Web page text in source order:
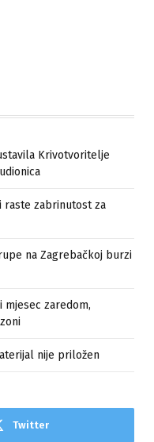
Krivotvoritelje
raste zabrinutost za
na Zagrebačkoj burzi
mjesec zaredom,
nije priložen
Twitter